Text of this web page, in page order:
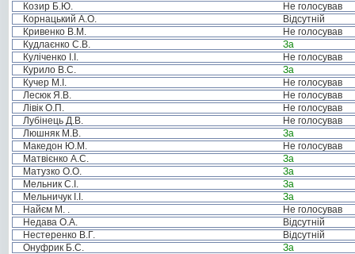
Козир Б.Ю.
Не голосував
Корнацький А.О.
Відсутній
Кривенко В.М.
Не голосував
Кудлаєнко С.В.
За
Куліченко І.І.
Не голосував
Курило В.С.
За
Кучер М.І.
Не голосував
Лесюк Я.В.
Не голосував
Лівік О.П.
Не голосував
Лубінець Д.В.
Не голосував
Люшняк М.В.
За
Македон Ю.М.
Не голосував
Матвієнко А.С.
За
Матузко О.О.
За
Мельник С.І.
За
Мельничук І.І.
За
Найєм М. .
Не голосував
Недава О.А.
Відсутній
Нестеренко В.Г.
Відсутній
Онуфрик Б.С.
За